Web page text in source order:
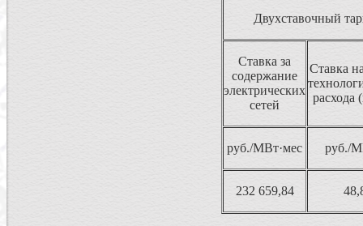
Двухставочный
Ставка за
содержание
электрических
сетей
Ставка
расхода
руб./МВт·мес руб./
232 659,84